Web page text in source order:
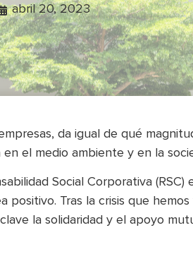
abril 20, 2023
da igual de qué
en el medio ambiente y en la
Social Corporativa
positivo. Tras la crisis que
la solidaridad y el apoyo